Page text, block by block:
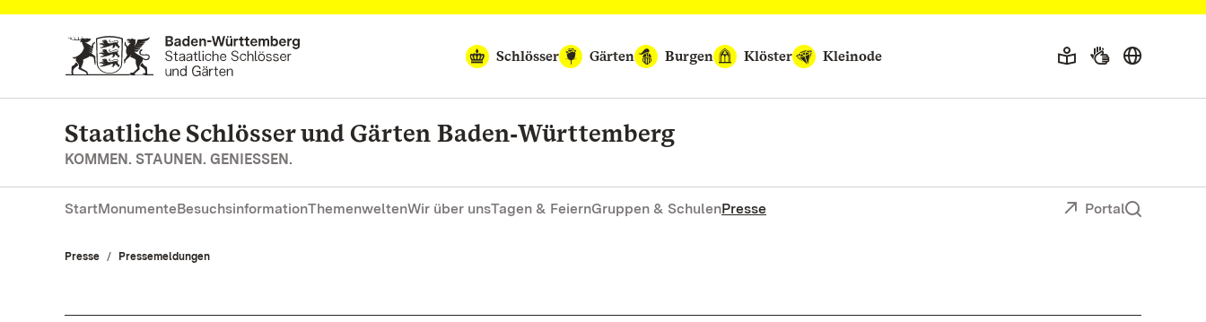
Zum Hauptinhalt springen
Schlösser
Gärten Burgen Klöster Kleinode
Staatliche Schlösser und Gärten Baden‑Württemberg
KOMMEN. STAUNEN. GENIESSEN.
StartMonumenteBesuchsinformationThemenweltenWir über unsTagen & FeiernGruppen & SchulenPresse Portal
Presse Pressemeldungen